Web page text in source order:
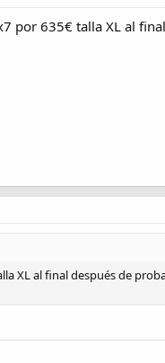
por 635€ talla XL al
XL al final después de